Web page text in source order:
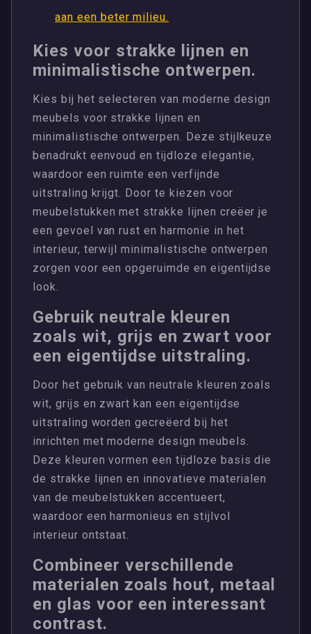
aan een beter milieu.
Kies voor strakke lijnen en
minimalistische ontwerpen.
Kies bij het selecteren van moderne design
meubels voor strakke lijnen en
minimalistische ontwerpen. Deze stijlkeuze
benadrukt eenvoud en tijdloze elegantie,
waardoor een ruimte een verfijnde
uitstraling krijgt. Door te kiezen voor
meubelstukken met strakke lijnen creëer je
een gevoel van rust en harmonie in het
interieur, terwijl minimalistische ontwerpen
zorgen voor een opgeruimde en eigentijdse
look.
Gebruik neutrale kleuren
zoals wit, grijs en zwart voor
een eigentijdse uitstraling.
Door het gebruik van neutrale kleuren zoals
wit, grijs en zwart kan een eigentijdse
uitstraling worden gecreëerd bij het
inrichten met moderne design meubels.
Deze kleuren vormen een tijdloze basis die
de strakke lijnen en innovatieve materialen
van de meubelstukken accentueert,
waardoor een harmonieus en stijlvol
interieur ontstaat.
Combineer verschillende
materialen zoals hout, metaal
en glas voor een interessant
contrast.